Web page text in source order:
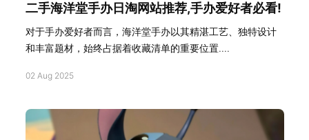
二手海洋堂手办日淘网站推荐,手办爱好者必看!
对于手办爱好者而言，海洋堂手办以其精湛工艺、独特设计
和丰富题材，始终占据着收藏清单的重要位置....
02 Aug 2025